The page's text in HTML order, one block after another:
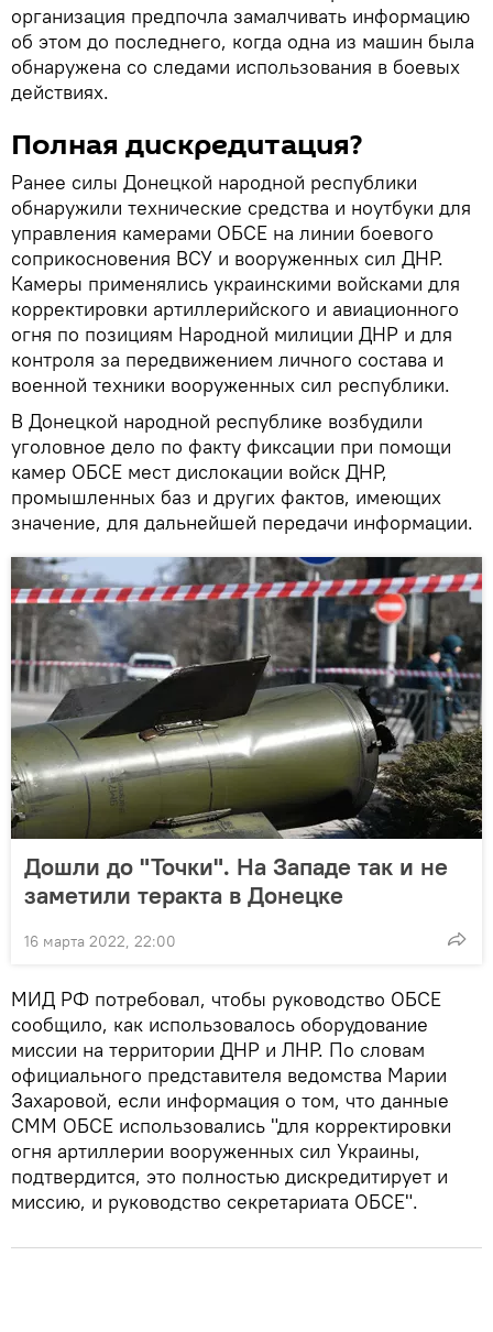
организация предпочла замалчивать информацию
об этом до последнего, когда одна из машин была
обнаружена со следами использования в боевых
действиях.
Полная дискредитация?
Ранее силы Донецкой народной республики
обнаружили технические средства и ноутбуки для
управления камерами ОБСЕ на линии боевого
соприкосновения ВСУ и вооруженных сил ДНР.
Камеры применялись украинскими войсками для
корректировки артиллерийского и авиационного
огня по позициям Народной милиции ДНР и для
контроля за передвижением личного состава и
военной техники вооруженных сил республики.
В Донецкой народной республике возбудили
уголовное дело по факту фиксации при помощи
камер ОБСЕ мест дислокации войск ДНР,
промышленных баз и других фактов, имеющих
значение, для дальнейшей передачи информации.
Дошли до "Точки". На Западе так и не
заметили теракта в Донецке
16 марта 2022, 22:00
МИД РФ потребовал, чтобы руководство ОБСЕ
сообщило, как использовалось оборудование
миссии на территории ДНР и ЛНР. По словам
официального представителя ведомства Марии
Захаровой, если информация о том, что данные
СММ ОБСЕ использовались "для корректировки
огня артиллерии вооруженных сил Украины,
подтвердится, это полностью дискредитирует и
миссию, и руководство секретариата ОБСЕ".